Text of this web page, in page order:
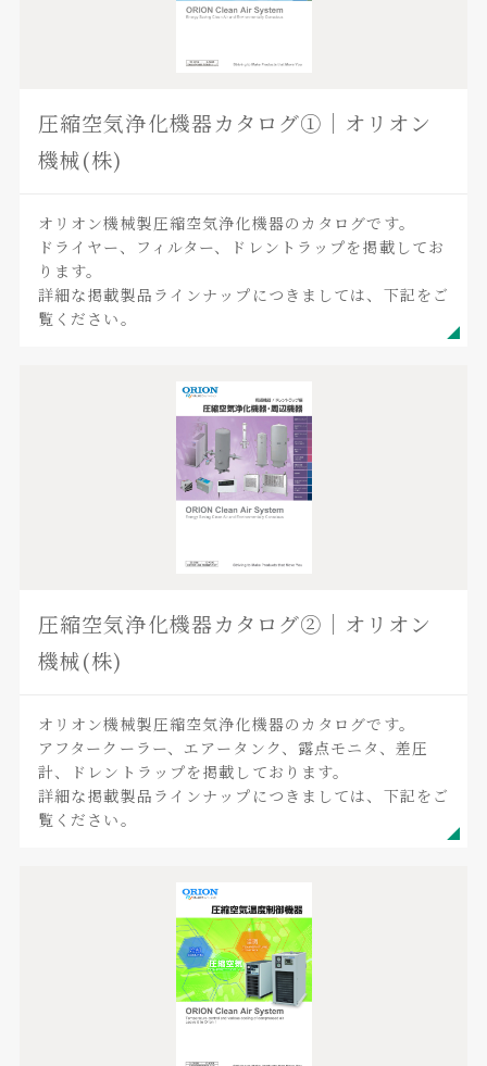
圧縮空気浄化機器カタログ①｜オリオン
機械(株)
オリオン機械製圧縮空気浄化機器のカタログです。
ドライヤー、フィルター、ドレントラップを掲載してお
ります。
詳細な掲載製品ラインナップにつきましては、下記をご
覧ください。
圧縮空気浄化機器カタログ②｜オリオン
機械(株)
オリオン機械製圧縮空気浄化機器のカタログです。
アフタークーラー、エアータンク、露点モニタ、差圧
計、ドレントラップを掲載しております。
詳細な掲載製品ラインナップにつきましては、下記をご
覧ください。